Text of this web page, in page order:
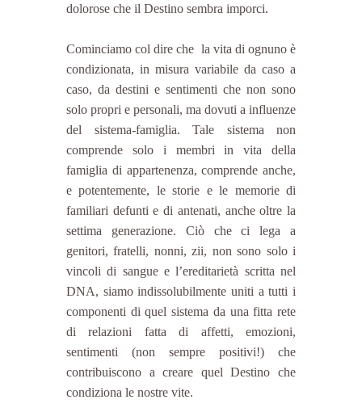
dolorose che il Destino sembra imporci.
Cominciamo col dire che  la vita di ognuno è
condizionata, in misura variabile da caso a
caso, da destini e sentimenti che non sono
solo propri e personali, ma dovuti a influenze
del sistema-famiglia. Tale sistema non
comprende solo i membri in vita della
famiglia di appartenenza, comprende anche,
e potentemente, le storie e le memorie di
familiari defunti e di antenati, anche oltre la
settima generazione. Ciò che ci lega a
genitori, fratelli, nonni, zii, non sono solo i
vincoli di sangue e l’ereditarietà scritta nel
DNA, siamo indissolubilmente uniti a tutti i
componenti di quel sistema da una fitta rete
di relazioni fatta di affetti, emozioni,
sentimenti (non sempre positivi!) che
contribuiscono a creare quel Destino che
condiziona le nostre vite.